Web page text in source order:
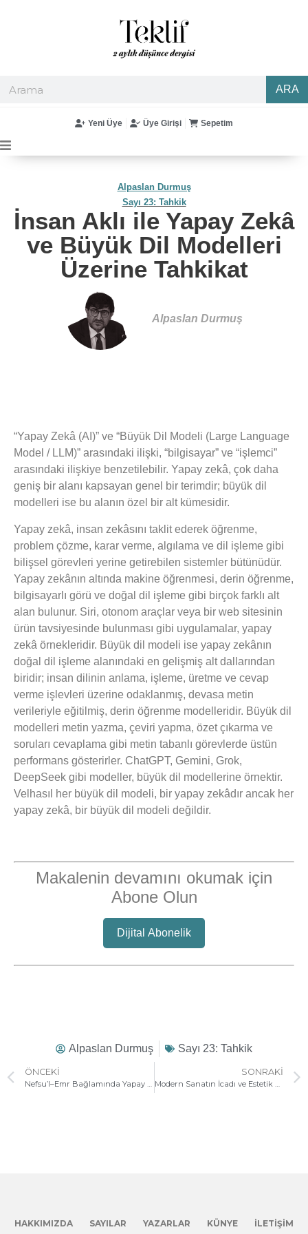
ARA
Yeni Üye Üye Girişi Sepetim
Alpaslan Durmuş
Sayı 23: Tahkik
İnsan Aklı ile Yapay Zekâ
ve Büyük Dil Modelleri
Üzerine Tahkikat
Alpaslan Durmuş
“Yapay Zekâ (AI)” ve “Büyük Dil Modeli (Large Language
Model / LLM)” arasındaki ilişki, “bilgisayar” ve “işlemci”
arasındaki ilişkiye benzetilebilir. Yapay zekâ, çok daha
geniş bir alanı kapsayan genel bir terimdir; büyük dil
modelleri ise bu alanın özel bir alt kümesidir.
Yapay zekâ, insan zekâsını taklit ederek öğrenme,
problem çözme, karar verme, algılama ve dil işleme gibi
bilişsel görevleri yerine getirebilen sistemler bütünüdür.
Yapay zekânın altında makine öğrenmesi, derin öğrenme,
bilgisayarlı görü ve doğal dil işleme gibi birçok farklı alt
alan bulunur. Siri, otonom araçlar veya bir web sitesinin
ürün tavsiyesinde bulunması gibi uygulamalar, yapay
zekâ örnekleridir. Büyük dil modeli ise yapay zekânın
doğal dil işleme alanındaki en gelişmiş alt dallarından
biridir; insan dilinin anlama, işleme, üretme ve cevap
verme işlevleri üzerine odaklanmış, devasa metin
verileriyle eğitilmiş, derin öğrenme modelleridir. Büyük dil
modelleri metin yazma, çeviri yapma, özet çıkarma ve
soruları cevaplama gibi metin tabanlı görevlerde üstün
performans gösterirler. ChatGPT, Gemini, Grok,
DeepSeek gibi modeller, büyük dil modellerine örnektir.
Velhasıl her büyük dil modeli, bir yapay zekâdır ancak her
yapay zekâ, bir büyük dil modeli değildir.
Makalenin devamını okumak için
Abone Olun
Dijital Abonelik
Alpaslan Durmuş Sayı 23: Tahkik
ÖNCEKI
Nefsu’l–Emr Bağlamında Yapay Zekânın Epistemik ve Ontolojik Bunalımı
SONRAKI
Modern Sanatın İcadı ve Estetik Kriz
HAKKIMIZDA SAYILAR YAZARLAR KÜNYE İLETIŞIM